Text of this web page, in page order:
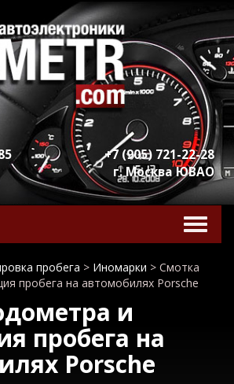
+7 (905) 721-22-28
г. Москва ЮВАО
пробега > Иномарки > Смотка
пробега на автомобилях Porsche
и
пробега на
Porsche